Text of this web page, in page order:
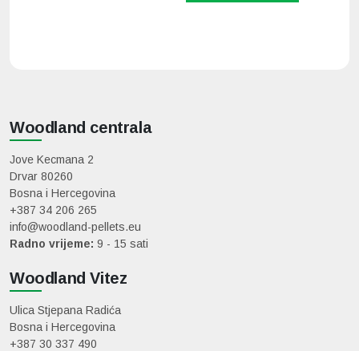
Woodland centrala
Jove Kecmana 2
Drvar 80260
Bosna i Hercegovina
+387 34 206 265
info@woodland-pellets.eu
Radno vrijeme: 9 - 15 sati
Woodland Vitez
Ulica Stjepana Radića
Bosna i Hercegovina
+387 30 337 490